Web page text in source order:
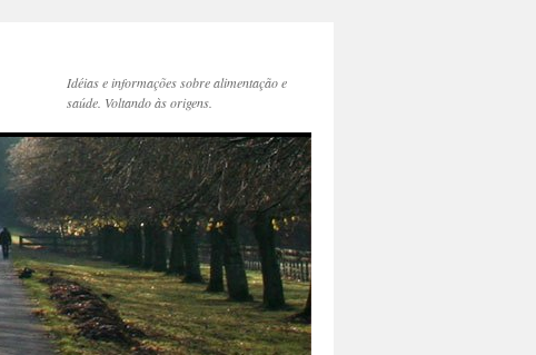
Idéias e informações sobre alimentação e
saúde. Voltando às origens.